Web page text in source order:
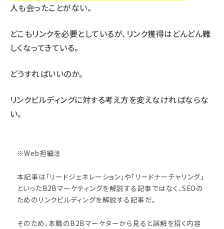
人も会ったことがない。
どこもリンクを必要としているが、リンク獲得はどんどん難
しくなってきている。
どうすればいいのか。
リンクビルディングに対する考え方を変えなければならな
い。
※Web担編注
本記事は「リードジェネレーション」や「リードナーチャリング」
といったB2Bマーケティングを解説する記事ではなく、SEOの
ためのリンクビルディングを解説する記事だ。
そのため、本職のB2Bマーケターから見ると誤解を招く内容